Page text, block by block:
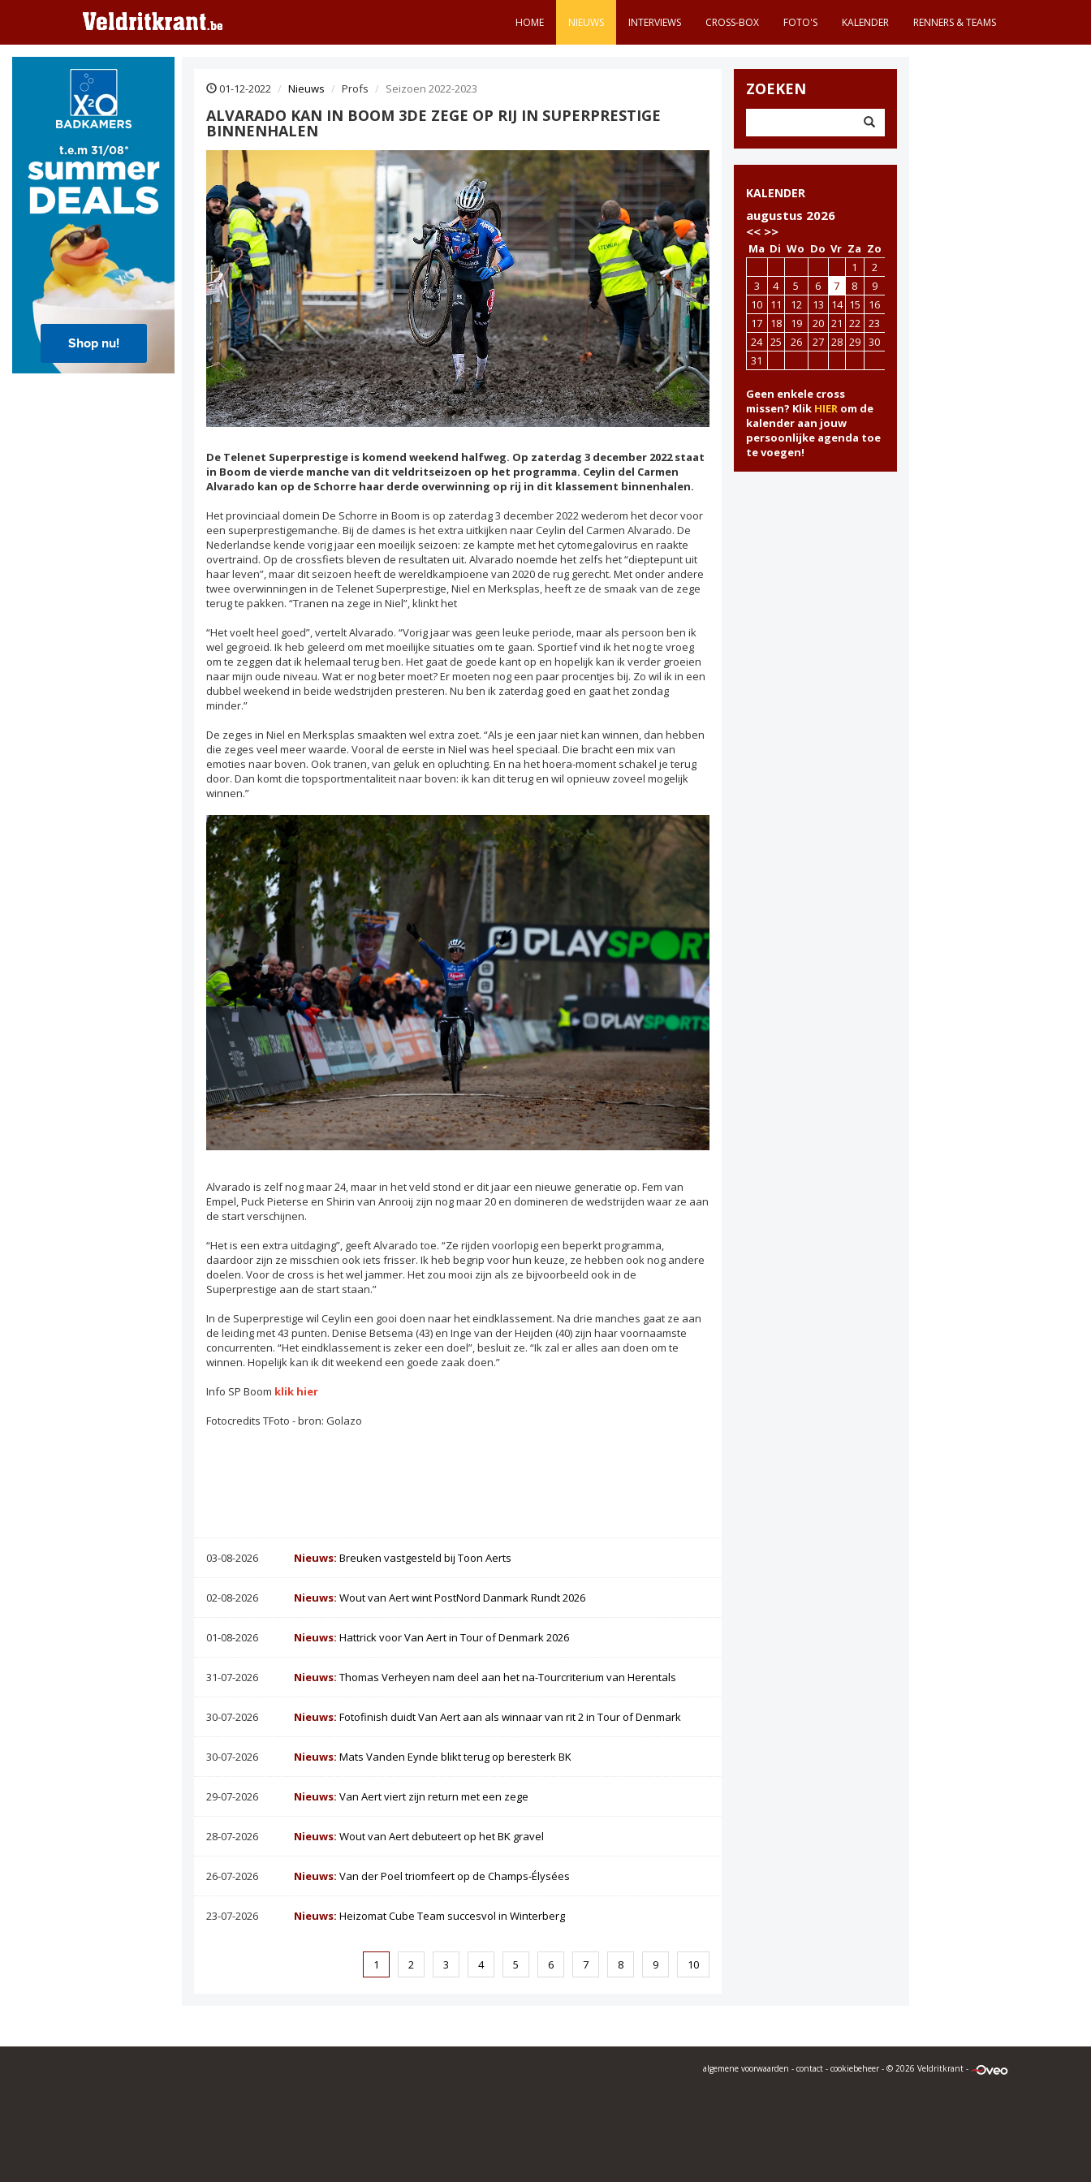
HOME NIEUWS INTERVIEWS CROSS-BOX FOTO'S KALENDER RENNERS & TEAMS
01-12-2022 Nieuws Profs Seizoen 2022-2023
ALVARADO KAN IN BOOM 3DE ZEGE OP RIJ IN SUPERPRESTIGE
BINNENHALEN
De Telenet Superprestige is komend weekend halfweg. Op zaterdag 3 december 2022 staat
in Boom de vierde manche van dit veldritseizoen op het programma. Ceylin del Carmen
Alvarado kan op de Schorre haar derde overwinning op rij in dit klassement binnenhalen.
Het provinciaal domein De Schorre in Boom is op zaterdag 3 december 2022 wederom het decor voor
een superprestigemanche. Bij de dames is het extra uitkijken naar Ceylin del Carmen Alvarado. De
Nederlandse kende vorig jaar een moeilijk seizoen: ze kampte met het cytomegalovirus en raakte
overtraind. Op de crossfiets bleven de resultaten uit. Alvarado noemde het zelfs het “dieptepunt uit
haar leven”, maar dit seizoen heeft de wereldkampioene van 2020 de rug gerecht. Met onder andere
twee overwinningen in de Telenet Superprestige, Niel en Merksplas, heeft ze de smaak van de zege
terug te pakken. “Tranen na zege in Niel”, klinkt het
“Het voelt heel goed”, vertelt Alvarado. “Vorig jaar was geen leuke periode, maar als persoon ben ik
wel gegroeid. Ik heb geleerd om met moeilijke situaties om te gaan. Sportief vind ik het nog te vroeg
om te zeggen dat ik helemaal terug ben. Het gaat de goede kant op en hopelijk kan ik verder groeien
naar mijn oude niveau. Wat er nog beter moet? Er moeten nog een paar procentjes bij. Zo wil ik in een
dubbel weekend in beide wedstrijden presteren. Nu ben ik zaterdag goed en gaat het zondag
minder.”
De zeges in Niel en Merksplas smaakten wel extra zoet. “Als je een jaar niet kan winnen, dan hebben
die zeges veel meer waarde. Vooral de eerste in Niel was heel speciaal. Die bracht een mix van
emoties naar boven. Ook tranen, van geluk en opluchting. En na het hoera-moment schakel je terug
door. Dan komt die topsportmentaliteit naar boven: ik kan dit terug en wil opnieuw zoveel mogelijk
winnen.”
Alvarado is zelf nog maar 24, maar in het veld stond er dit jaar een nieuwe generatie op. Fem van
Empel, Puck Pieterse en Shirin van Anrooij zijn nog maar 20 en domineren de wedstrijden waar ze aan
de start verschijnen.
“Het is een extra uitdaging”, geeft Alvarado toe. “Ze rijden voorlopig een beperkt programma,
daardoor zijn ze misschien ook iets frisser. Ik heb begrip voor hun keuze, ze hebben ook nog andere
doelen. Voor de cross is het wel jammer. Het zou mooi zijn als ze bijvoorbeeld ook in de
Superprestige aan de start staan.”
In de Superprestige wil Ceylin een gooi doen naar het eindklassement. Na drie manches gaat ze aan
de leiding met 43 punten. Denise Betsema (43) en Inge van der Heijden (40) zijn haar voornaamste
concurrenten. “Het eindklassement is zeker een doel”, besluit ze. “Ik zal er alles aan doen om te
winnen. Hopelijk kan ik dit weekend een goede zaak doen.”
Info SP Boom klik hier
Fotocredits TFoto - bron: Golazo
03-08-2026 Nieuws:Breuken vastgesteld bij Toon Aerts
02-08-2026 Nieuws:Wout van Aert wint PostNord Danmark Rundt 2026
01-08-2026 Nieuws:Hattrick voor Van Aert in Tour of Denmark 2026
31-07-2026 Nieuws:Thomas Verheyen nam deel aan het na-Tourcriterium van Herentals
30-07-2026 Nieuws:Fotofinish duidt Van Aert aan als winnaar van rit 2 in Tour of Denmark
30-07-2026 Nieuws:Mats Vanden Eynde blikt terug op beresterk BK
29-07-2026 Nieuws:Van Aert viert zijn return met een zege
28-07-2026 Nieuws:Wout van Aert debuteert op het BK gravel
26-07-2026 Nieuws:Van der Poel triomfeert op de Champs-Élysées
23-07-2026 Nieuws:Heizomat Cube Team succesvol in Winterberg
1 2 3 4 5 6 7 8 9 10
ZOEKEN
KALENDER
augustus 2026
<< >>
Ma Di Wo Do Vr Za Zo
1
2
3
4 5 6 7 8
9
10
11 12 13 14 15
16
17
18 19 20 21 22 23
24 25 26 27 28 29 30
31
Geen enkele cross
missen? Klik HIERom de
kalender aan jouw
persoonlijke agenda toe
te voegen!
algemene voorwaarden - contact - cookiebeheer - © 2026 Veldritkrant -